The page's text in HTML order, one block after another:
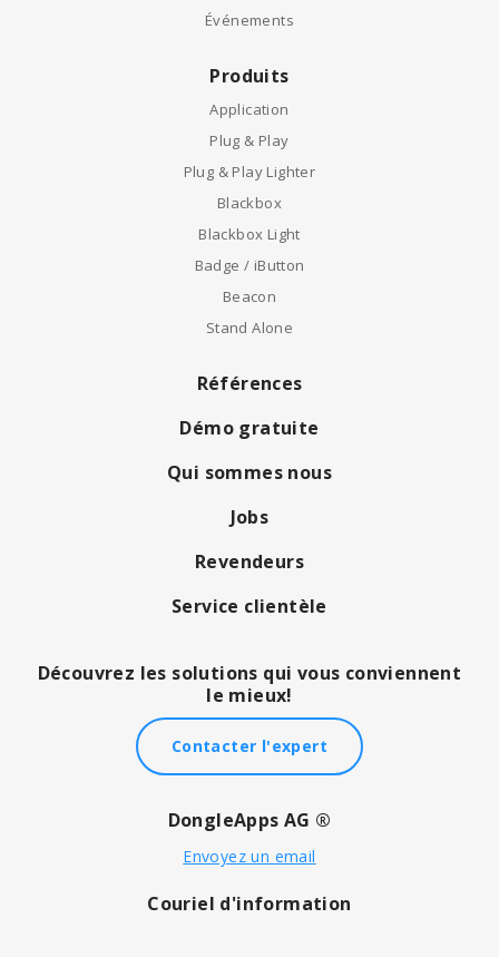
Événements
Produits
Application
Plug & Play
Plug & Play Lighter
Blackbox
Blackbox Light
Badge / iButton
Beacon
Stand Alone
Références
Démo gratuite
Qui sommes nous
Jobs
Revendeurs
Service clientèle
Découvrez les solutions qui vous conviennent
le mieux!
Contacter l'expert
DongleApps AG ®
Envoyez un email
Couriel d'information